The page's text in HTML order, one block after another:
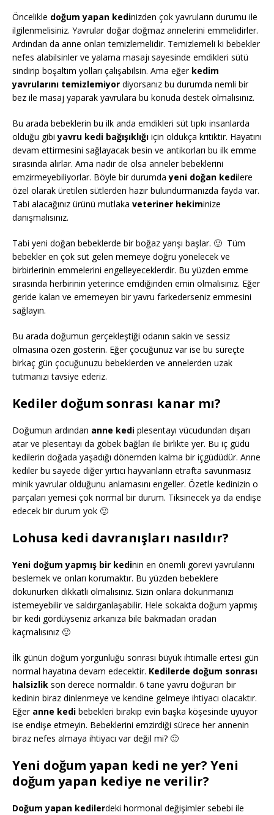
Öncelikle doğum yapan kedinizden çok yavruların durumu ile
ilgilenmelisiniz. Yavrular doğar doğmaz annelerini emmelidirler.
Ardından da anne onları temizlemelidir. Temizlemeli ki bebekler
nefes alabilsinler ve yalama masajı sayesinde emdikleri sütü
sindirip boşaltım yolları çalışabilsin. Ama eğer kedim
yavrularını temizlemiyor diyorsanız bu durumda nemli bir
bez ile masaj yaparak yavrulara bu konuda destek olmalısınız.
Bu arada bebeklerin bu ilk anda emdikleri süt tıpkı insanlarda
olduğu gibiyavru kedi bağışıklığı için oldukça kritiktir. Hayatını
devam ettirmesini sağlayacak besin ve antikorları bu ilk emme
sırasında alırlar. Ama nadir de olsa anneler bebeklerini
emzirmeyebiliyorlar. Böyle bir durumdayeni doğan kedilere
özel olarak üretilen sütlerden hazır bulundurmanızda fayda var.
Tabi alacağınız ürünü mutlaka veteriner hekiminize
danışmalısınız.
Tabi yeni doğan bebeklerde bir boğaz yarışı başlar. 🙂 Tüm
bebekler en çok süt gelen memeye doğru yönelecek ve
birbirlerinin emmelerini engelleyeceklerdir. Bu yüzden emme
sırasında herbirinin yeterince emdiğinden emin olmalısınız. Eğer
geride kalan ve ememeyen bir yavru farkederseniz emmesini
sağlayın.
Bu arada doğumun gerçekleştiği odanın sakin ve sessiz
olmasına özen gösterin. Eğer çocuğunuz var ise bu süreçte
birkaç gün çocuğunuzu bebeklerden ve annelerden uzak
tutmanızı tavsiye ederiz.
Kediler doğum sonrası kanar mı?
Doğumun ardından anne kedi plesentayı vücudundan dışarı
atar ve plesentayı da göbek bağları ile birlikte yer. Bu iç güdü
kedilerin doğada yaşadığı dönemden kalma bir içgüdüdür. Anne
kediler bu sayede diğer yırtıcı hayvanların etrafta savunmasız
minik yavrular olduğunu anlamasını engeller. Özetle kedinizin o
parçaları yemesi çok normal bir durum. Tiksinecek ya da endişe
edecek bir durum yok 🙂
Lohusa kedi davranışları nasıldır?
Yeni doğum yapmış bir kedinin en önemli görevi yavrularını
beslemek ve onları korumaktır. Bu yüzden bebeklere
dokunurken dikkatli olmalısınız. Sizin onlara dokunmanızı
istemeyebilir ve saldırganlaşabilir. Hele sokakta doğum yapmış
bir kedi gördüyseniz arkanıza bile bakmadan oradan
kaçmalısınız 🙂
İlk günün doğum yorgunluğu sonrası büyük ihtimalle ertesi gün
normal hayatına devam edecektir. Kedilerde doğum sonrası
halsizlik son derece normaldir. 6 tane yavru doğuran bir
kedinin biraz dinlenmeye ve kendine gelmeye ihtiyacı olacaktır.
Eğer anne kedi bebekleri bırakıp evin başka köşesinde uyuyor
ise endişe etmeyin. Bebeklerini emzirdiği sürece her annenin
biraz nefes almaya ihtiyacı var değil mi? 🙂
Yeni doğum yapan kedi ne yer? Yeni
doğum yapan kediye ne verilir?
Doğum yapan kedilerdeki hormonal değişimler sebebi ile